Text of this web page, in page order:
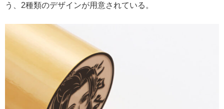
う、2種類のデザインが用意されている。